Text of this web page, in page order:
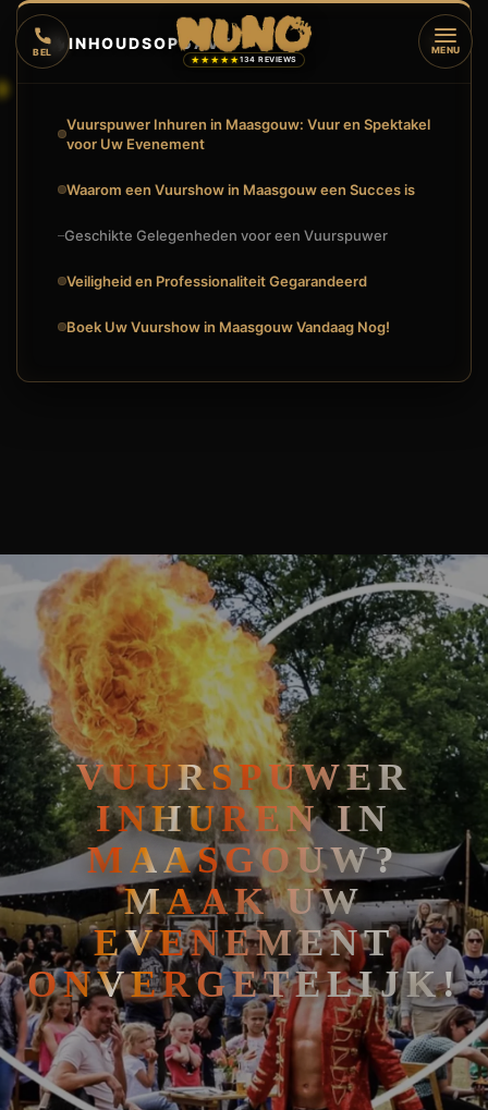
BEL
★★★★★134 REVIEWS
MENU
🐍REPTIELENSHOW
🔥INHOUDSOPGAVE ▼
Vuurspuwer Inhuren in Maasgouw: Vuur en Spektakel
voor Uw Evenement
Waarom een Vuurshow in Maasgouw een Succes is
Geschikte Gelegenheden voor een Vuurspuwer
Veiligheid en Professionaliteit Gegarandeerd
Boek Uw Vuurshow in Maasgouw Vandaag Nog!
VUURSPUWER
INHUREN IN
MAASGOUW?
MAAK UW
EVENEMENT
ONVERGETELIJK!